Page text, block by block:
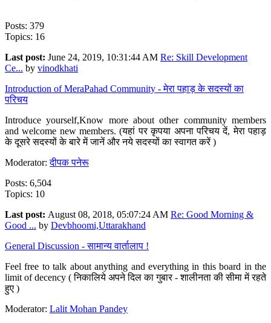
Posts: 379
Topics: 16
Last post: June 24, 2019, 10:31:44 AM Re: Skill Development
Ce... by vinodkhati
Introduction of MeraPahad Community - मेरा पहाड़ के सदस्यों का
परिचय
Introduce yourself,Know more about other community members
and welcome new members. (यहां पर कृपया अपना परिचय दें, मेरा पहाड़
के दूसरे सदस्यों के बारे में जानें और नये सदस्यों का स्वागत करें )
Moderator:दीपक पनेरू
Posts: 6,504
Topics: 10
Last post: August 08, 2018, 05:07:24 AM Re: Good Morning &
Good ... by Devbhoomi,Uttarakhand
General Discussion - सामान्य वार्तालाप !
Feel free to talk about anything and everything in this board in the
limit of decency ( निकालिये अपने दिल का गुबार - शालीनता की सीमा में रहते
हुए )
Moderator: Lalit Mohan Pandey